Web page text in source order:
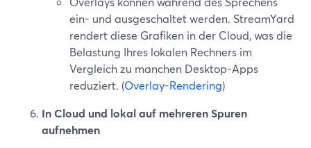
ein- und ausgeschaltet werden. StreamYard
rendert diese Grafiken in der Cloud, was die
Belastung Ihres lokalen Rechners im
Vergleich zu manchen Desktop-Apps
reduziert. (Overlay-Rendering)
In Cloud und lokal auf mehreren Spuren
aufnehmen